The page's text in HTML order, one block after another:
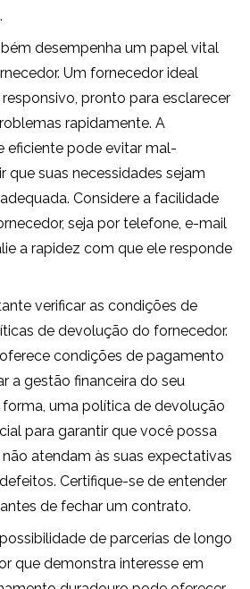
desempenha um papel vital
Um fornecedor ideal
pronto para esclarecer
rapidamente. A
eficiente pode evitar mal-
que suas necessidades sejam
Considere a facilidade
seja por telefone, e-mail
a rapidez com que ele responde
verificar as condições de
de devolução do fornecedor.
condições de pagamento
a gestão financeira do seu
uma política de devolução
para garantir que você possa
atendam às suas expectativas
Certifique-se de entender
de fechar um contrato.
de parcerias de longo
que demonstra interesse em